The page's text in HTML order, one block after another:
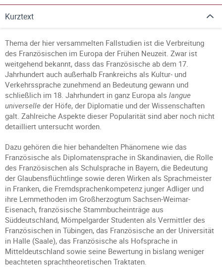
Kurztext
Thema der hier versammelten Fallstudien ist die Verbreitung
des Französischen im Europa der Frühen Neuzeit. Zwar ist
weitgehend bekannt, dass das Französische ab dem 17.
Jahrhundert auch außerhalb Frankreichs als Kultur- und
Verkehrssprache zunehmend an Bedeutung gewann und
schließlich im 18. Jahrhundert in ganz Europa als langue
universelle der Höfe, der Diplomatie und der Wissenschaften
galt. Zahlreiche Aspekte dieser Popularität sind aber noch nicht
detailliert untersucht worden.
Dazu gehören die hier behandelten Phänomene wie das
Französische als Diplomatensprache in Skandinavien, die Rolle
des Französischen als Schulsprache in Bayern, die Bedeutung
der Glaubensflüchtlinge sowie deren Wirken als Sprachmeister
in Franken, die Fremdsprachenkompetenz junger Adliger und
ihre Lernmethoden im Großherzogtum Sachsen-Weimar-
Eisenach, französische Stammbucheinträge aus
Süddeutschland, Mömpelgarder Studenten als Vermittler des
Französischen in Tübingen, das Französische an der Universität
in Halle (Saale), das Französische als Hofsprache in
Mitteldeutschland sowie seine Bewertung in bislang weniger
beachteten sprachtheoretischen Traktaten.